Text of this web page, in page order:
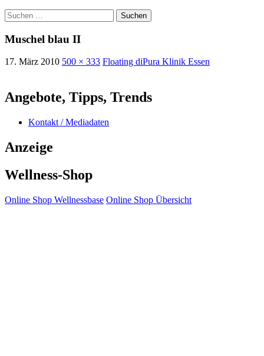
Suchen
nach:
Muschel blau II
17. März 2010 500 × 333 Floating diPura Klinik Essen
Angebote, Tipps, Trends
Kontakt / Mediadaten
Anzeige
Wellness-Shop
Online Shop Wellnessbase Online Shop Übersicht